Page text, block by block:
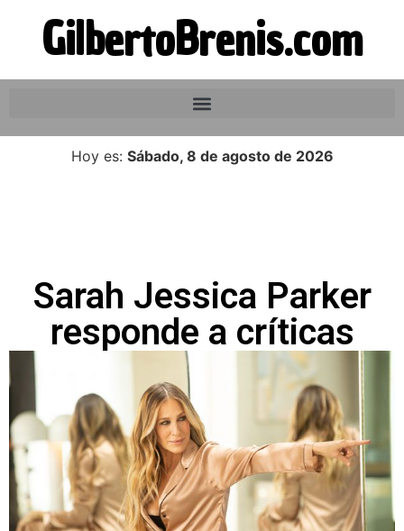
GilbertoBrenis.com
Hoy es: Sábado, 8 de agosto de 2026
Sarah Jessica Parker
responde a críticas